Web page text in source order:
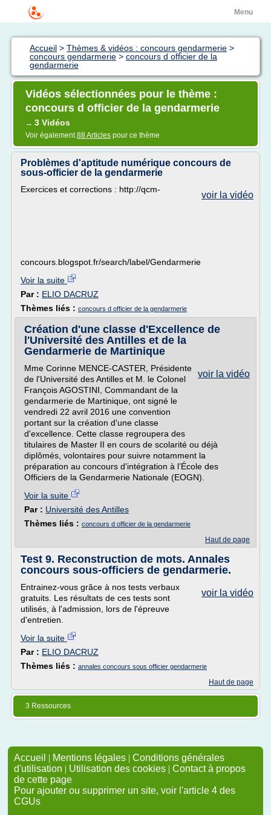
Menu
Accueil > Thèmes & vidéos : concours gendarmerie >
concours gendarmerie > concours d officier de la
gendarmerie
Vidéos sélectionnées pour le thème :
concours d officier de la gendarmerie
→ 3 Vidéos
Voir également88 Articles pour ce thème
Problèmes d'aptitude numérique concours de
sous-officier de la gendarmerie
voir la vidéo
Exercices et corrections : http://qcm-
concours.blogspot.fr/search/label/Gendarmerie
Voir la suite
Par : ELIO DACRUZ
Thèmes liés : concours d officier de la gendarmerie
Création d'une classe d'Excellence de
l'Université des Antilles et de la
Gendarmerie de Martinique
voir la vidéo
Mme Corinne MENCE-CASTER, Présidente
de l'Université des Antilles et M. le Colonel
François AGOSTINI, Commandant de la
gendarmerie de Martinique, ont signé le
vendredi 22 avril 2016 une convention
portant sur la création d'une classe
d'excellence. Cette classe regroupera des
titulaires de Master II en cours de scolarité ou déjà
diplômés, volontaires pour suivre notamment la
préparation au concours d'intégration à l’École des
Officiers de la Gendarmerie Nationale (EOGN).
Voir la suite
Par : Université des Antilles
Thèmes liés : concours d officier de la gendarmerie
Haut de page
Test 9. Reconstruction de mots. Annales
concours sous-officiers de gendarmerie.
voir la vidéo
Entrainez-vous grâce à nos tests verbaux
gratuits. Les résultats de ces tests sont
utilisés, à l'admission, lors de l'épreuve
d'entretien.
Voir la suite
Par : ELIO DACRUZ
Thèmes liés : annales concours sous officier gendarmerie
Haut de page
3 Ressources
Accueil | Mentions légales | Conditions générales
d'utilisation | Utilisation des cookies | Contact à propos
de cette page
Pour ajouter ou supprimer un site, voir l'article 4 des
CGUs